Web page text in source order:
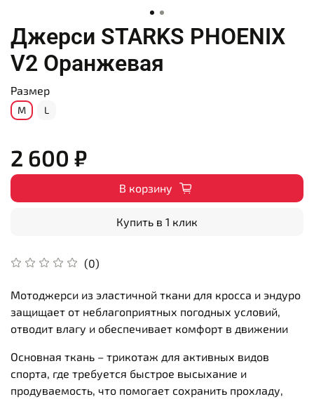
Джерси STARKS PHOENIX
V2 Оранжевая
(0)
Размер
M L
2 600 ₽
В корзину
Купить в 1 клик
Мотоджерси из эластичной ткани для кросса и эндуро
защищает от неблагоприятных погодных условий,
отводит влагу и обеспечивает комфорт в движении
Основная ткань – трикотаж для активных видов
спорта, где требуется быстрое высыхание и
продуваемость, что помогает сохранить прохладу,